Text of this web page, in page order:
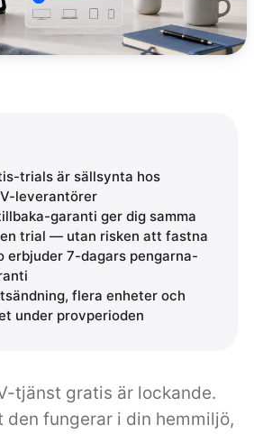
trials är sällsynta hos
leverantörer
garanti ger dig samma
en trial — utan risken att fastna
erbjuder 7-dagars pengarna-
flera enheter och
under provperioden
tjänst gratis är lockande.
den fungerar i din hemmiljö,